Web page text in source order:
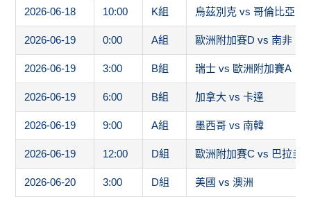
2026-06-18 10:00 K組 烏茲別克 vs 哥倫比亞
2026-06-19 0:00 A組 歐洲附加賽D vs 南非
2026-06-19 3:00 B組 瑞士 vs 歐洲附加賽A
2026-06-19 6:00 B組 加拿大 vs 卡達
2026-06-19 9:00 A組 墨西哥 vs 南韓
2026-06-19 12:00 D組 歐洲附加賽C vs 巴拉圭
2026-06-20 3:00 D組 美國 vs 澳洲